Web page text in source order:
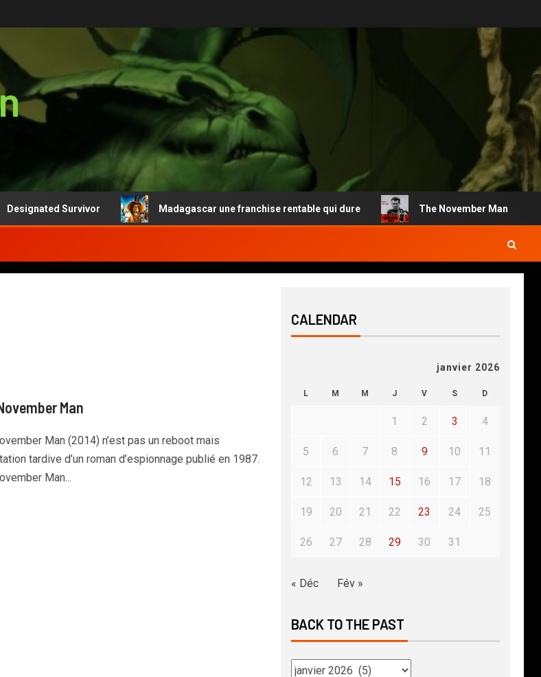
Survivor Madagascar une franchise rentable qui dure The November Man
Man
Man (2014) n’est pas un reboot mais
tardive d’un roman d’espionnage publié en 1987.
Man...
CALENDAR
janvier 2026
L M M J V S D
1 2 3 4
5 6 7 8 9 10 11
12 13 14 15 16 17 18
19 20 21 22 23 24 25
26 27 28 29 30 31
« Déc Fév »
BACK TO THE PAST